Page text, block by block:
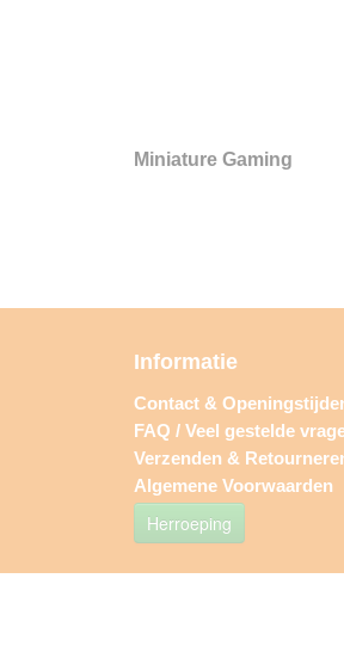
Miniature Gaming
Informatie
Contact &
FAQ / Veel gestelde
Verzenden &
Algemene Voorwaarden
Herroeping